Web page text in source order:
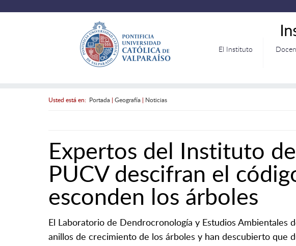
El Instituto
Usted está en: Portada| Geografía| Noticias
Expertos del Instituto
PUCV descifran el
esconden los árboles
El Laboratorio de Dendrocronología y Estudios Ambientales
anillos de crecimiento de los árboles y han descubierto que